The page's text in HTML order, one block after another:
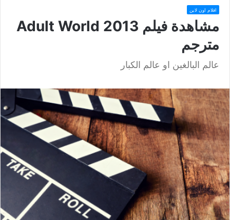
افلام اون لاين
مشاهدة فيلم Adult World 2013
مترجم
عالم البالغين او عالم الكبار